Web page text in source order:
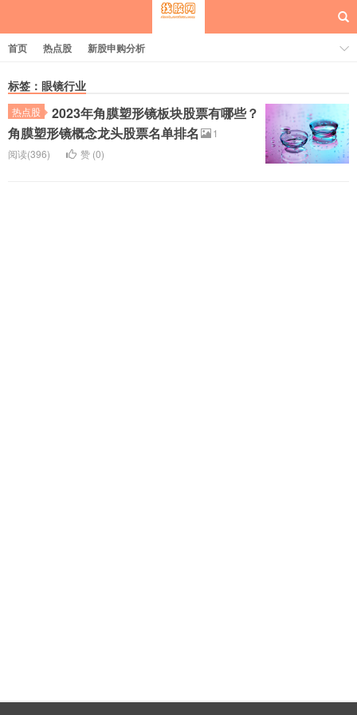
每日概念股
首页 热点股 新股申购分析
标签：眼镜行业
热点股
2023年角膜塑形镜板块股票有哪些？
角膜塑形镜概念龙头股票名单排名
1
阅读(396)
赞 (0)